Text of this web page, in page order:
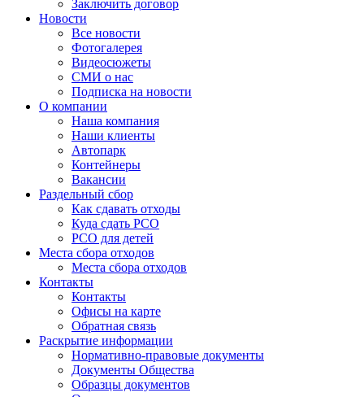
Заключить договор
Новости
Все новости
Фотогалерея
Видеосюжеты
СМИ о нас
Подписка на новости
О компании
Наша компания
Наши клиенты
Автопарк
Контейнеры
Вакансии
Раздельный сбор
Как сдавать отходы
Куда сдать РСО
РСО для детей
Места сбора отходов
Места сбора отходов
Контакты
Контакты
Офисы на карте
Обратная связь
Раскрытие информации
Нормативно-правовые документы
Документы Общества
Образцы документов